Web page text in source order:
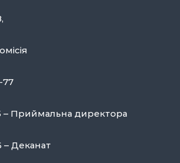
77
– Приймальна директора
– Деканат